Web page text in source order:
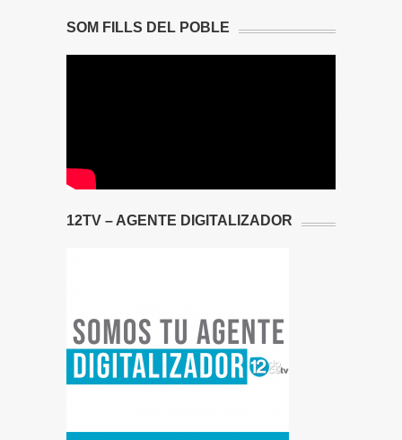
SOM FILLS DEL POBLE
12TV – AGENTE DIGITALIZADOR